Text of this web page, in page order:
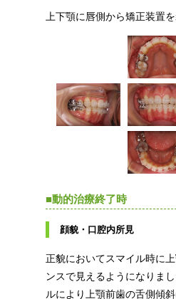
上下顎に唇側から矯正装置
■動的治療終了時
顔貌・口腔内所見
正貌においてスマイル時に
ンスで見えるようになりま
ルにより上顎前歯の舌側傾